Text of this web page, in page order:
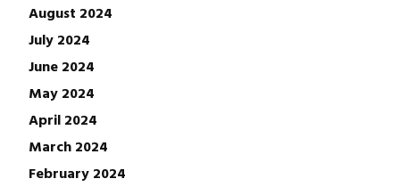
August 2024
July 2024
June 2024
May 2024
April 2024
March 2024
February 2024